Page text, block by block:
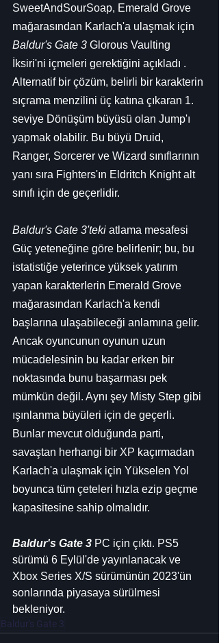
SweetAndSourSoap, Emerald Grove
mağarasından Karlach'a ulaşmak için
Baldur's Gate 3 Glorous Vaulting
İksiri'ni içmeleri gerektiğini açıkladı .
Alternatif bir çözüm, belirli bir karakterin
sıçrama menzilini üç katına çıkaran 1.
seviye Dönüşüm büyüsü olan Jump'ı
yapmak olabilir. Bu büyü Druid,
Ranger, Sorcerer ve Wizard sınıflarının
yanı sıra Fighters'ın Eldritch Knight alt
sınıfı için de geçerlidir.
Baldur's Gate 3'teki atlama mesafesi
Güç yeteneğine göre belirlenir; bu, bu
istatistiğe yeterince yüksek yatırım
yapan karakterlerin Emerald Grove
mağarasından Karlach'a kendi
başlarına ulaşabileceği anlamına gelir.
Ancak oyuncunun oyunun uzun
mücadelesinin bu kadar erken bir
noktasında bunu başarması pek
mümkün değil. Aynı şey Misty Step gibi
ışınlanma büyüleri için de geçerli.
Bunlar mevcut olduğunda parti,
savaştan herhangi bir XP kaçırmadan
Karlach'a ulaşmak için Yükselen Yol
boyunca tüm çeteleri hızla ezip geçme
kapasitesine sahip olmalıdır.
Baldur's Gate 3 PC için çıktı. PS5
sürümü 6 Eylül'de yayınlanacak ve
Xbox Series X/S sürümünün 2023'ün
sonlarında piyasaya sürülmesi
bekleniyor.
Baldur's Gate 3